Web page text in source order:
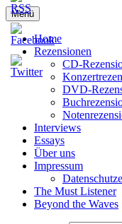
Menü
Home
Rezensionen
CD-
DVD-
Interviews
Essays
Über uns
Impressum
The Must Listener
Beyond the Waves